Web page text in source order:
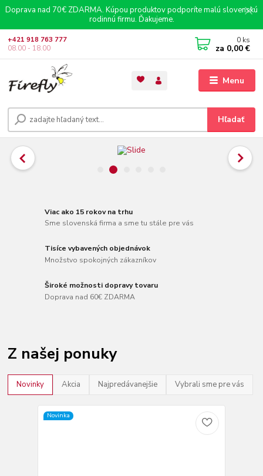
Doprava nad 70€ ZDARMA. Kúpou produktov podporíte malú slovenskú
rodinnú firmu. Ďakujeme.
Menu
Hľadať
+421 918 763 777
08.00 - 18.00
0 ks
za 0,00 €
Viac ako 15 rokov na trhu
Sme slovenská firma a sme tu stále pre vás
Tisíce vybavených objednávok
Množstvo spokojných zákazníkov
Široké možnosti dopravy tovaru
Doprava nad 60€ ZDARMA
Z našej ponuky
Novinky Akcia Najpredávanejšie Vybrali sme pre vás
Novinka